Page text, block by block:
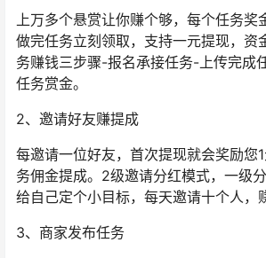
上万多个悬赏让你赚个够，每个任务奖
做完任务立刻领取，支持一元提现，资
务赚钱三步骤-报名承接任务-上传完成
任务赏金。
2、邀请好友赚提成
每邀请一位好友，首次提现就会奖励您
务佣金提成。2级邀请分红模式，一级分
给自己定个小目标，每天邀请十个人，
3、商家发布任务